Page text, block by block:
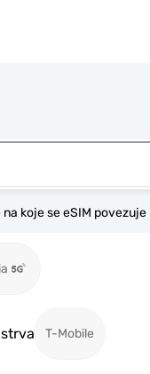
koje se eSIM
T-Mobile